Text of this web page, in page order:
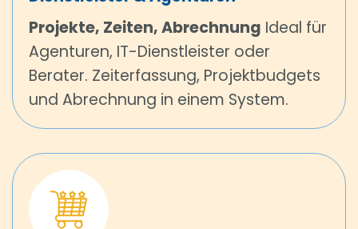
Projekte, Zeiten, Abrechnung Ideal für
Agenturen, IT-Dienstleister oder
Berater. Zeiterfassung, Projektbudgets
und Abrechnung in einem System.